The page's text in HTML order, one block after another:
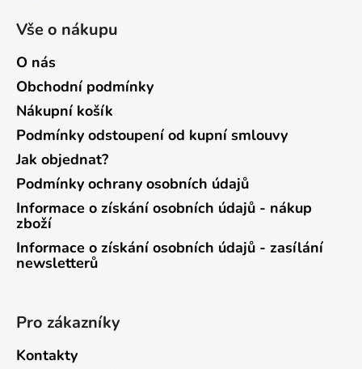
Vše o nákupu
O nás
Obchodní podmínky
Nákupní košík
Podmínky odstoupení od kupní smlouvy
Jak objednat?
Podmínky ochrany osobních údajů
Informace o získání osobních údajů - nákup
zboží
Informace o získání osobních údajů - zasílání
newsletterů
Pro zákazníky
Kontakty